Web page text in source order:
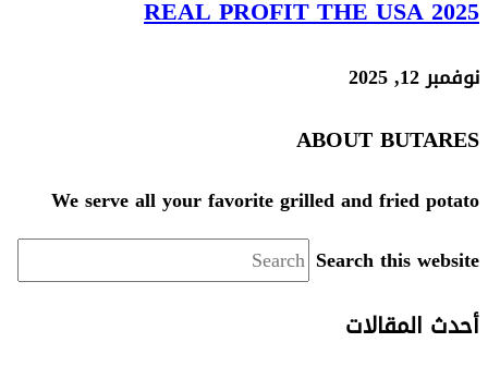
REAL PROFIT THE USA 2025
نوفمبر 12, 2025
ABOUT BUTARES
We serve all your favorite grilled and fried potato
Search this website
أحدث المقالات